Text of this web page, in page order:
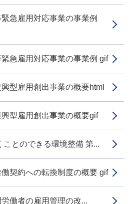
雇用対応事業の事業例
雇用対応事業の事業例 gif
雇用創出事業の概要html
雇用創出事業の概要gif
とのできる環境整備 第...
約への転換制度の概要 gif
者の雇用管理の改...